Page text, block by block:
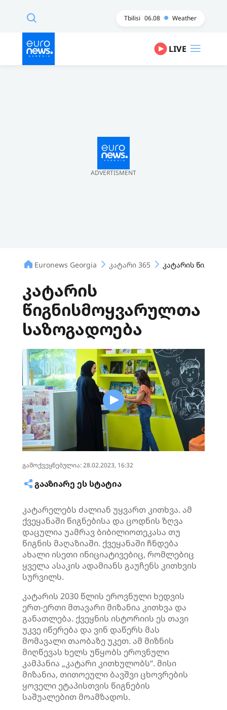
Tbilisi 06.08 Weather
LIVE
ADVERTISMENT
Euronews Georgia კატარი 365 კატარის
კატარის
წიგნისმოყვარულთა
საზოგადოება
გამოქვეყნებულია: 28.02.2023, 16:32
ᲒᲐᲐᲖᲘᲐᲠᲔ ᲔᲡ ᲡᲢᲐᲢᲘᲐ
კატარელებს ძალიან უყვართ კითხვა. ამ
ქვეყანაში წიგნებისა და ცოდნის ზღვა
დაცულია უამრავ ბიბილიოთეკასა თუ
წიგნის მაღაზიაში. ქვეყანაში ჩნდება
ახალი ისეთი ინიციატივებიც, რომლებიც
ყველა ასაკის ადამიანს გაუჩენს კითხვის
სურვილს.
კატარის 2030 წლის ეროვნული ხედვის
ერთ-ერთი მთავარი მიზანია კითხვა და
განათლება. ქვეყნის ისტორიის ეს თავი
უკვე იწერება და ვინ დაწერს მას
მომავალი თაობაზე უკეთ. ამ მიზნის
მიღწევას ხელს უწყობს ეროვნული
კამპანია „კატარი კითხულობს“. მისი
მიზანია, თითოეული ბავშვი ცხოვრების
ყოველი ეტაპისთვის წიგნების
საშუალებით მოამზადოს.